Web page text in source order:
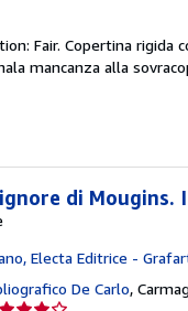
Fair. Copertina rigida
mancanza alla
di
Electa Editrice -
De Carlo,